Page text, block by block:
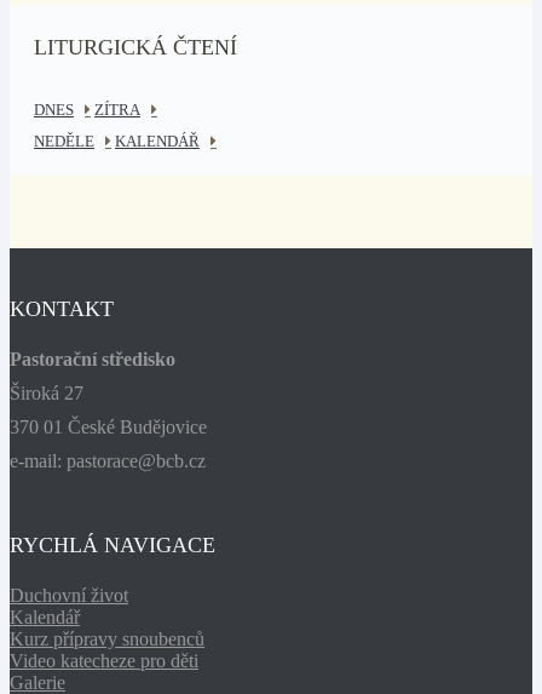
LITURGICKÁ ČTENÍ
DNES
ZÍTRA
NEDĚLE
KALENDÁŘ
KONTAKT
Pastorační středisko
Široká 27
370 01 České Budějovice
e-mail: pastorace@bcb.cz
RYCHLÁ NAVIGACE
Duchovní život
Kalendář
Kurz přípravy snoubenců
Video katecheze pro děti
Galerie